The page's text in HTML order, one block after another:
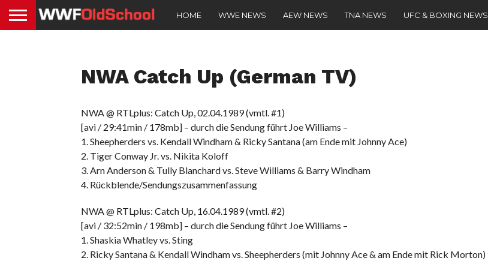
HOME WWE NEWS AEW NEWS TNA NEWS UFC & BOXING NEWS
NWA Catch Up (German TV)
NWA @ RTLplus: Catch Up, 02.04.1989 (vmtl. #1)
[avi / 29:41min / 178mb] – durch die Sendung führt Joe Williams –
1. Sheepherders vs. Kendall Windham & Ricky Santana (am Ende mit Johnny Ace)
2. Tiger Conway Jr. vs. Nikita Koloff
3. Arn Anderson & Tully Blanchard vs. Steve Williams & Barry Windham
4. Rückblende/Sendungszusammenfassung
NWA @ RTLplus: Catch Up, 16.04.1989 (vmtl. #2)
[avi / 32:52min / 198mb] – durch die Sendung führt Joe Williams –
1. Shaskia Whatley vs. Sting
2. Ricky Santana & Kendall Windham vs. Sheepherders (mit Johnny Ace & am Ende mit Rick Morton)